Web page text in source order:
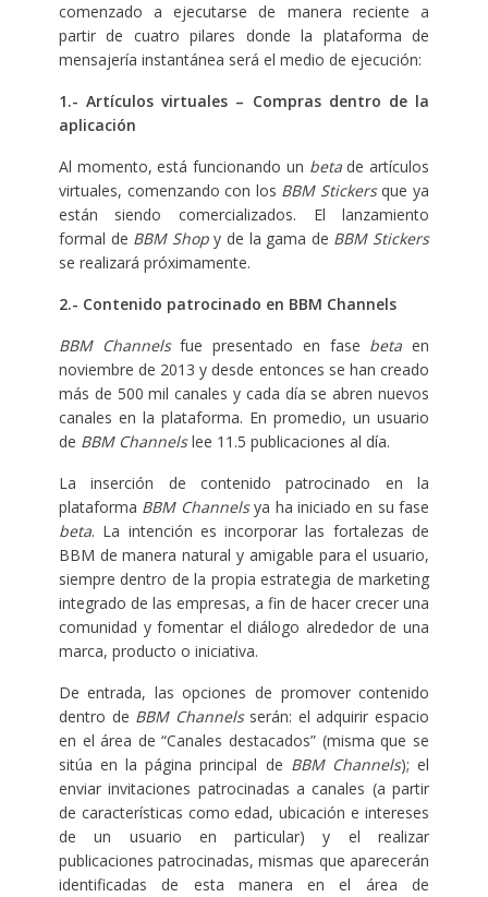
comenzado a ejecutarse de manera reciente a
partir de cuatro pilares donde la plataforma de
mensajería instantánea será el medio de ejecución:
1.- Artículos virtuales – Compras dentro de la
aplicación
Al momento, está funcionando un betade artículos
virtuales, comenzando con los BBM Stickersque ya
están siendo comercializados. El lanzamiento
formal de BBM Shopy de la gama de BBM Stickers
se realizará próximamente.
2.- Contenido patrocinado en BBM Channels
BBM Channelsfue presentado en fase beta en
noviembre de 2013 y desde entonces se han creado
más de 500 mil canales y cada día se abren nuevos
canales en la plataforma. En promedio, un usuario
de BBM Channelslee 11.5 publicaciones al día.
La inserción de contenido patrocinado en la
plataforma BBM Channelsya ha iniciado en su fase
beta. La intención es incorporar las fortalezas de
BBM de manera natural y amigable para el usuario,
siempre dentro de la propia estrategia de marketing
integrado de las empresas, a fin de hacer crecer una
comunidad y fomentar el diálogo alrededor de una
marca, producto o iniciativa.
De entrada, las opciones de promover contenido
dentro de BBM Channelsserán: el adquirir espacio
en el área de “Canales destacados” (misma que se
sitúa en la página principal de BBM Channels); el
enviar invitaciones patrocinadas a canales (a partir
de características como edad, ubicación e intereses
de un usuario en particular) y el realizar
publicaciones patrocinadas, mismas que aparecerán
identificadas de esta manera en el área de